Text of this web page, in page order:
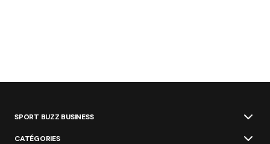
SPORT BUZZ BUSINESS
CATÉGORIES